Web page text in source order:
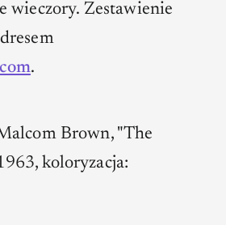
wieczory. Zestawienie
.
Brown, "The
koloryzacja: